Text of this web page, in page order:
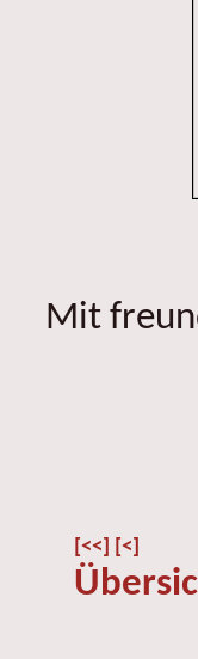
Mit
[<<] [<]